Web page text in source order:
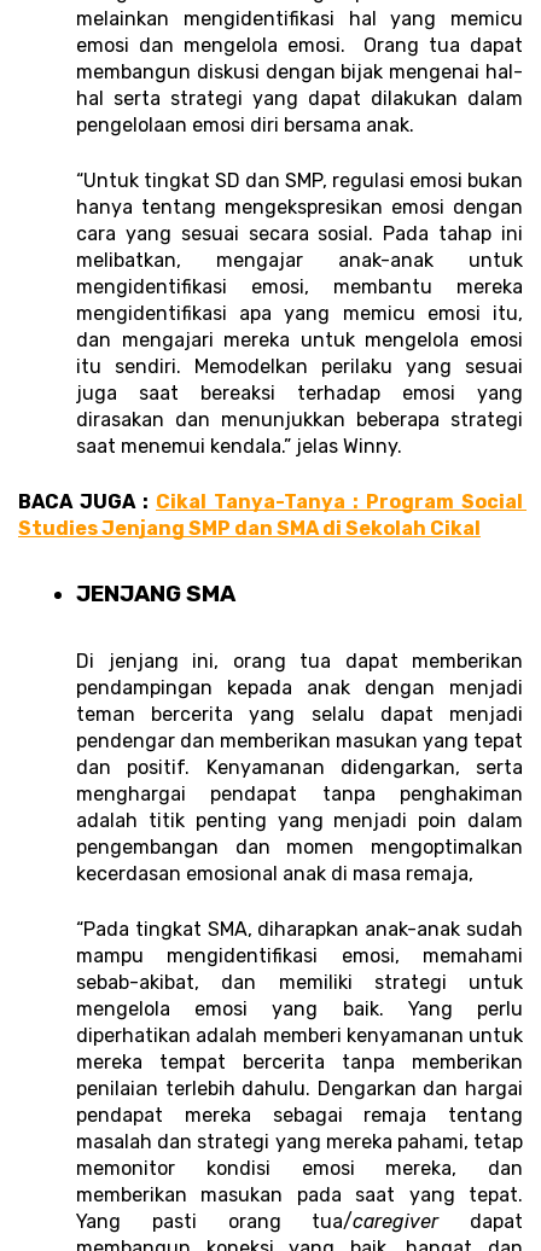
melainkan mengidentifikasi hal yang memicu
emosi dan mengelola emosi.  Orang tua dapat
membangun diskusi dengan bijak mengenai hal-
hal serta strategi yang dapat dilakukan dalam
pengelolaan emosi diri bersama anak.
“Untuk tingkat SD dan SMP, regulasi emosi bukan
hanya tentang mengekspresikan emosi dengan
cara yang sesuai secara sosial. Pada tahap ini
melibatkan, mengajar anak-anak untuk
mengidentifikasi emosi, membantu mereka
mengidentifikasi apa yang memicu emosi itu,
dan mengajari mereka untuk mengelola emosi
itu sendiri. Memodelkan perilaku yang sesuai
juga saat bereaksi terhadap emosi yang
dirasakan dan menunjukkan beberapa strategi
saat menemui kendala.” jelas Winny.
BACA JUGA : Cikal Tanya-Tanya : Program Social
Studies Jenjang SMP dan SMA di Sekolah Cikal
JENJANG SMA
Di jenjang ini, orang tua dapat memberikan
pendampingan kepada anak dengan menjadi
teman bercerita yang selalu dapat menjadi
pendengar dan memberikan masukan yang tepat
dan positif. Kenyamanan didengarkan, serta
menghargai pendapat tanpa penghakiman
adalah titik penting yang menjadi poin dalam
pengembangan dan momen mengoptimalkan
kecerdasan emosional anak di masa remaja,
“Pada tingkat SMA, diharapkan anak-anak sudah
mampu mengidentifikasi emosi, memahami
sebab-akibat, dan memiliki strategi untuk
mengelola emosi yang baik. Yang perlu
diperhatikan adalah memberi kenyamanan untuk
mereka tempat bercerita tanpa memberikan
penilaian terlebih dahulu. Dengarkan dan hargai
pendapat mereka sebagai remaja tentang
masalah dan strategi yang mereka pahami, tetap
memonitor kondisi emosi mereka, dan
memberikan masukan pada saat yang tepat.
Yang pasti orang tua/caregiver dapat